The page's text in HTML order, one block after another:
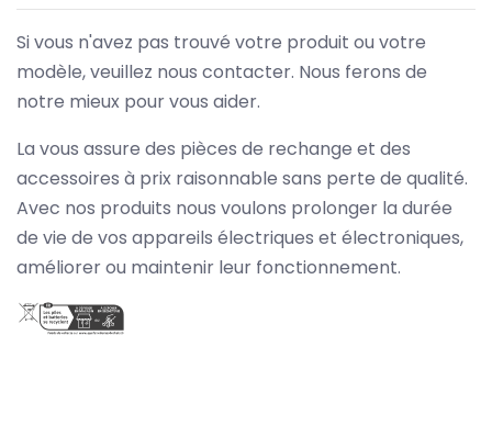
Si vous n'avez pas trouvé votre produit ou votre
modèle, veuillez nous contacter. Nous ferons de
notre mieux pour vous aider.
La vous assure des pièces de rechange et des
accessoires à prix raisonnable sans perte de qualité.
Avec nos produits nous voulons prolonger la durée
de vie de vos appareils électriques et électroniques,
améliorer ou maintenir leur fonctionnement.